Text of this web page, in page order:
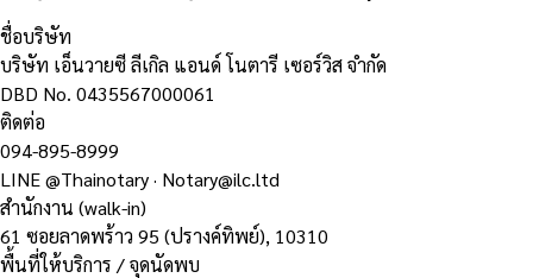
ชื่อบริษัท
บริษัท เอ็นวายซี ลีเกิล แอนด์ โนตารี เซอร์วิส จำกัด
DBD No. 0435567000061
ติดต่อ
094-895-8999
LINE@Thainotary· Notary@ilc.ltd
สำนักงาน (walk-in)
61 ซอยลาดพร้าว 95 (ปรางค์ทิพย์), 10310
พื้นที่ให้บริการ / จุดนัดพบ